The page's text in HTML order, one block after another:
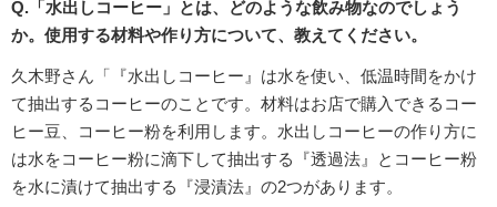
Q.「水出しコーヒー」とは、どのような飲み物なのでしょう
か。使用する材料や作り方について、教えてください。
久木野さん「『水出しコーヒー』は水を使い、低温時間をかけ
て抽出するコーヒーのことです。材料はお店で購入できるコー
ヒー豆、コーヒー粉を利用します。水出しコーヒーの作り方に
は水をコーヒー粉に滴下して抽出する『透過法』とコーヒー粉
を水に漬けて抽出する『浸漬法』の2つがあります。